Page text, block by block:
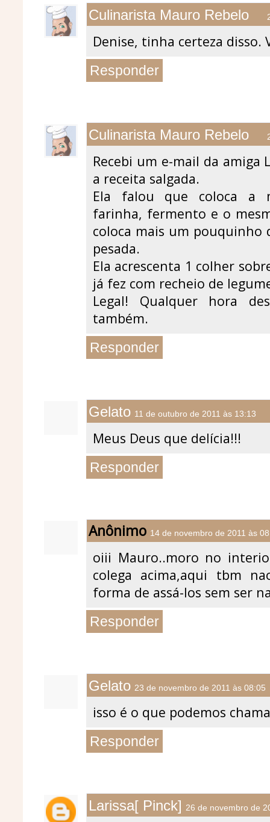
Culinarista Mauro Rebelo
Denise, tinha certeza disso.
Responder
Culinarista Mauro Rebelo
Recebi um e-mail da amiga
a receita salgada.
Ela falou que coloca a
farinha, fermento e o
coloca mais um pouquinho
pesada.
Ela acrescenta 1 colher
já fez com recheio de
Legal! Qualquer hora
também.
Responder
Gelato 11 de outubro de 2011 às 13:13
Meus Deus que delícia!!!
Responder
Anônimo 14 de novembro de 2011 às
oiii Mauro..moro no
colega acima,aqui tbm
forma de assá-los sem ser
Responder
Gelato 23 de novembro de 2011 às 08:05
isso é o que podemos
Responder
Larissa[ Pinck] 26 de novembro de